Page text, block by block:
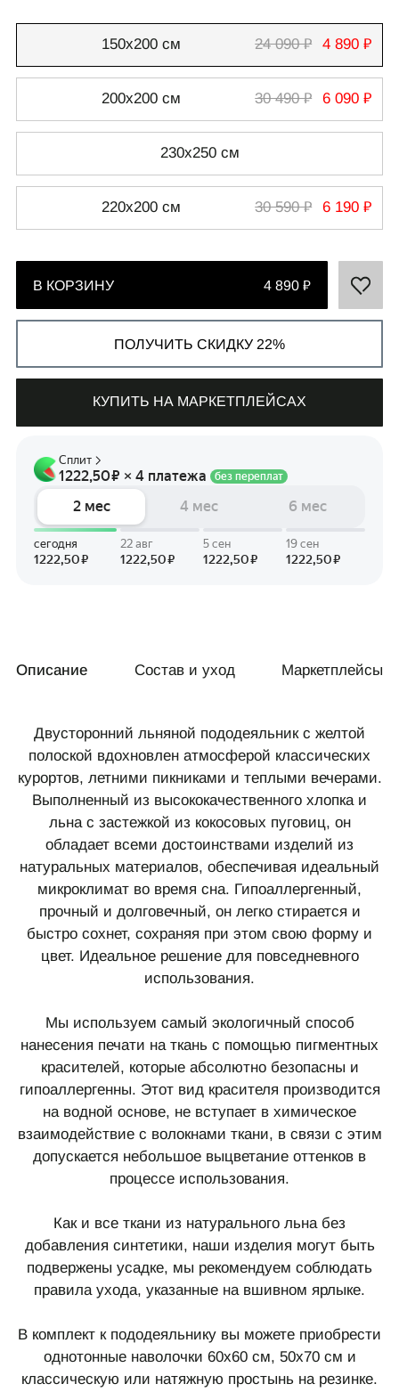
150х200 см 24 090 ₽ 4 890 ₽
200х200 см 30 490 ₽ 6 090 ₽
230х250 см
220х200 см 30 590 ₽ 6 190 ₽
В КОРЗИНУ 4 890 ₽
ПОЛУЧИТЬ СКИДКУ 22%
КУПИТЬ НА МАРКЕТПЛЕЙСАХ
Описание Состав и уход Маркетплейсы
Двусторонний льняной пододеяльник с желтой
полоской вдохновлен атмосферой классических
курортов, летними пикниками и теплыми вечерами.
Выполненный из высококачественного хлопка и
льна с застежкой из кокосовых пуговиц, он
обладает всеми достоинствами изделий из
натуральных материалов, обеспечивая идеальный
микроклимат во время сна. Гипоаллергенный,
прочный и долговечный, он легко стирается и
быстро сохнет, сохраняя при этом свою форму и
цвет. Идеальное решение для повседневного
использования.
Мы используем самый экологичный способ
нанесения печати на ткань с помощью пигментных
красителей, которые абсолютно безопасны и
гипоаллергенны. Этот вид красителя производится
на водной основе, не вступает в химическое
взаимодействие с волокнами ткани, в связи с этим
допускается небольшое выцветание оттенков в
процессе использования.
Как и все ткани из натурального льна без
добавления синтетики, наши изделия могут быть
подвержены усадке, мы рекомендуем соблюдать
правила ухода, указанные на вшивном ярлыке.
В комплект к пододеяльнику вы можете приобрести
однотонные наволочки 60х60 см, 50х70 см и
классическую или натяжную простынь на резинке.
СВЯЗАТЬСЯ С НАМИ
+7 495 011-28-05
Телеграм
Whats App